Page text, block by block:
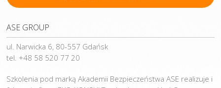
ASE GROUP
ul. Narwicka 6, 80-557 Gdańsk
tel. +48 58 520 77 20
Szkolenia pod marką Akademii Bezpieczeństwa ASE realizuje i